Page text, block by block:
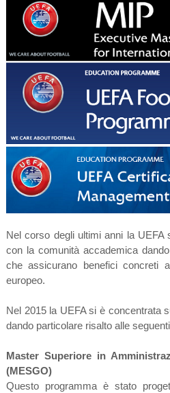
Nel corso degli ultimi anni la
con la comunità accademica
che assicurano benefici concreti
europeo.
Nel 2015 la UEFA si è concentrata
dando particolare risalto alle
Master Superiore in
(MESGO)
Questo programma è stato